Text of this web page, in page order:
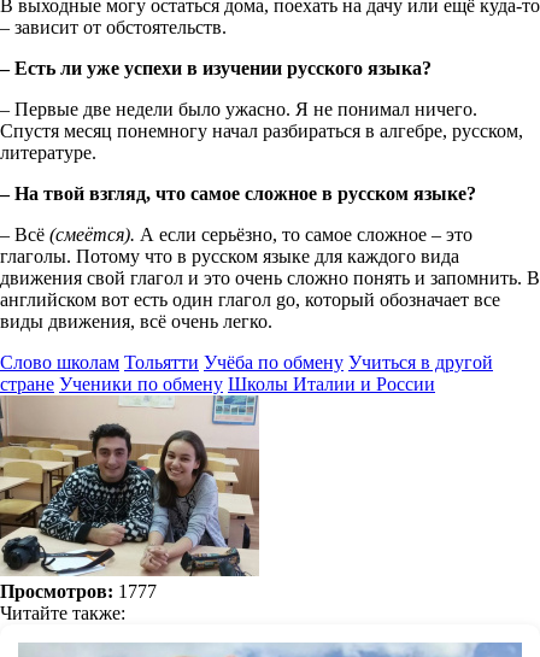
В выходные могу остаться дома, поехать на дачу или ещё куда-то
– зависит от обстоятельств.
– Есть ли уже успехи в изучении русского языка?
– Первые две недели было ужасно. Я не понимал ничего.
Спустя месяц понемногу начал разбираться в алгебре, русском,
литературе.
– На твой взгляд, что самое сложное в русском языке?
– Всё (смеётся). А если серьёзно, то самое сложное – это
глаголы. Потому что в русском языке для каждого вида
движения свой глагол и это очень сложно понять и запомнить. В
английском вот есть один глагол go, который обозначает все
виды движения, всё очень легко.
Слово школам Тольятти Учёба по обмену Учиться в другой
стране Ученики по обмену Школы Италии и России
Просмотров: 1777
Читайте также: